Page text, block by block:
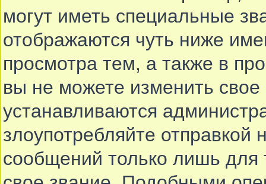
могут иметь специальные
отображаются чуть ниже
просмотра тем, а также в
вы не можете изменить свое
устанавливаются
злоупотребляйте
сообщений только лишь для